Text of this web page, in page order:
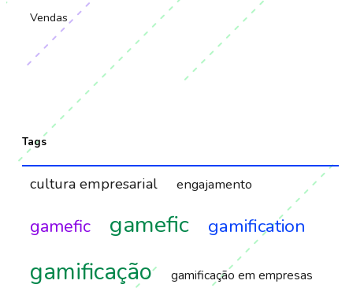
Vendas
Tags
cultura empresarial engajamento
gamefic gamefic gamification
gamificação gamificação em empresas